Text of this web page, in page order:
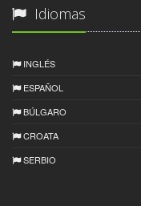
Idiomas
INGLÉS
ESPAÑOL
BÚLGARO
CROATA
SERBIO